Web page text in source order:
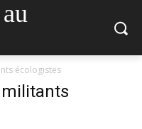
écologistes
militants